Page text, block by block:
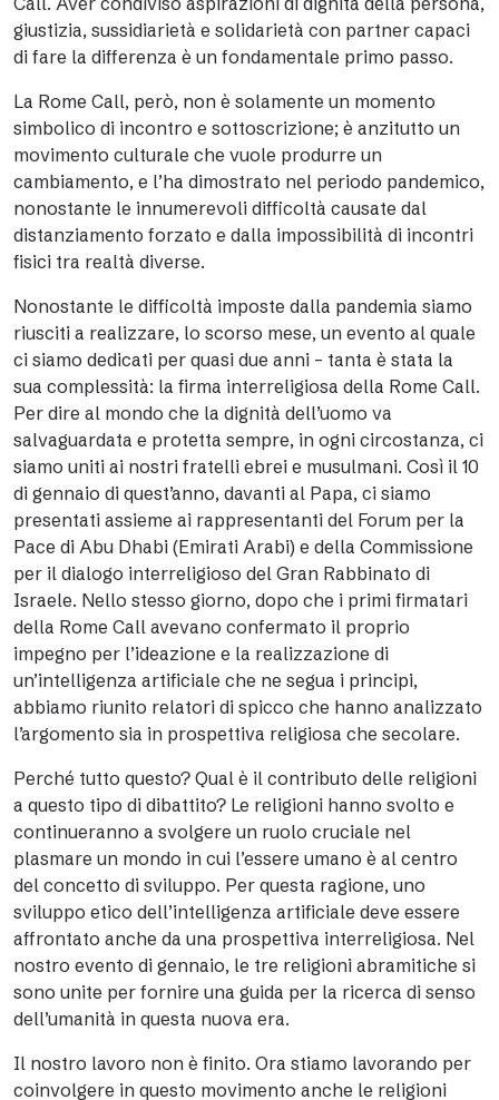
giustizia, sussidiarietà e solidarietà con partner capaci
di fare la differenza è un fondamentale primo passo.
La Rome Call, però, non è solamente un momento
simbolico di incontro e sottoscrizione; è anzitutto un
movimento culturale che vuole produrre un
cambiamento, e l’ha dimostrato nel periodo pandemico,
nonostante le innumerevoli difficoltà causate dal
distanziamento forzato e dalla impossibilità di incontri
fisici tra realtà diverse.
Nonostante le difficoltà imposte dalla pandemia siamo
riusciti a realizzare, lo scorso mese, un evento al quale
ci siamo dedicati per quasi due anni – tanta è stata la
sua complessità: la firma interreligiosa della Rome Call.
Per dire al mondo che la dignità dell’uomo va
salvaguardata e protetta sempre, in ogni circostanza, ci
siamo uniti ai nostri fratelli ebrei e musulmani. Così il 10
di gennaio di quest’anno, davanti al Papa, ci siamo
presentati assieme ai rappresentanti del Forum per la
Pace di Abu Dhabi (Emirati Arabi) e della Commissione
per il dialogo interreligioso del Gran Rabbinato di
Israele. Nello stesso giorno, dopo che i primi firmatari
della Rome Call avevano confermato il proprio
impegno per l’ideazione e la realizzazione di
un’intelligenza artificiale che ne segua i principi,
abbiamo riunito relatori di spicco che hanno analizzato
l’argomento sia in prospettiva religiosa che secolare.
Perché tutto questo? Qual è il contributo delle religioni
a questo tipo di dibattito? Le religioni hanno svolto e
continueranno a svolgere un ruolo cruciale nel
plasmare un mondo in cui l’essere umano è al centro
del concetto di sviluppo. Per questa ragione, uno
sviluppo etico dell’intelligenza artificiale deve essere
affrontato anche da una prospettiva interreligiosa. Nel
nostro evento di gennaio, le tre religioni abramitiche si
sono unite per fornire una guida per la ricerca di senso
dell’umanità in questa nuova era.
Il nostro lavoro non è finito. Ora stiamo lavorando per
coinvolgere in questo movimento anche le religioni